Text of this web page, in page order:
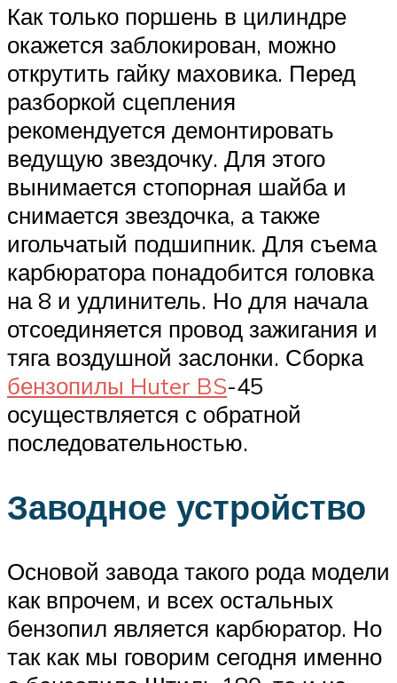
Как только поршень в цилиндре
окажется заблокирован, можно
открутить гайку маховика. Перед
разборкой сцепления
рекомендуется демонтировать
ведущую звездочку. Для этого
вынимается стопорная шайба и
снимается звездочка, а также
игольчатый подшипник. Для съема
карбюратора понадобится головка
на 8 и удлинитель. Но для начала
отсоединяется провод зажигания и
тяга воздушной заслонки. Сборка
бензопилы Huter BS-45
осуществляется с обратной
последовательностью.
Заводное устройство
Основой завода такого рода модели
как впрочем, и всех остальных
бензопил является карбюратор. Но
так как мы говорим сегодня именно